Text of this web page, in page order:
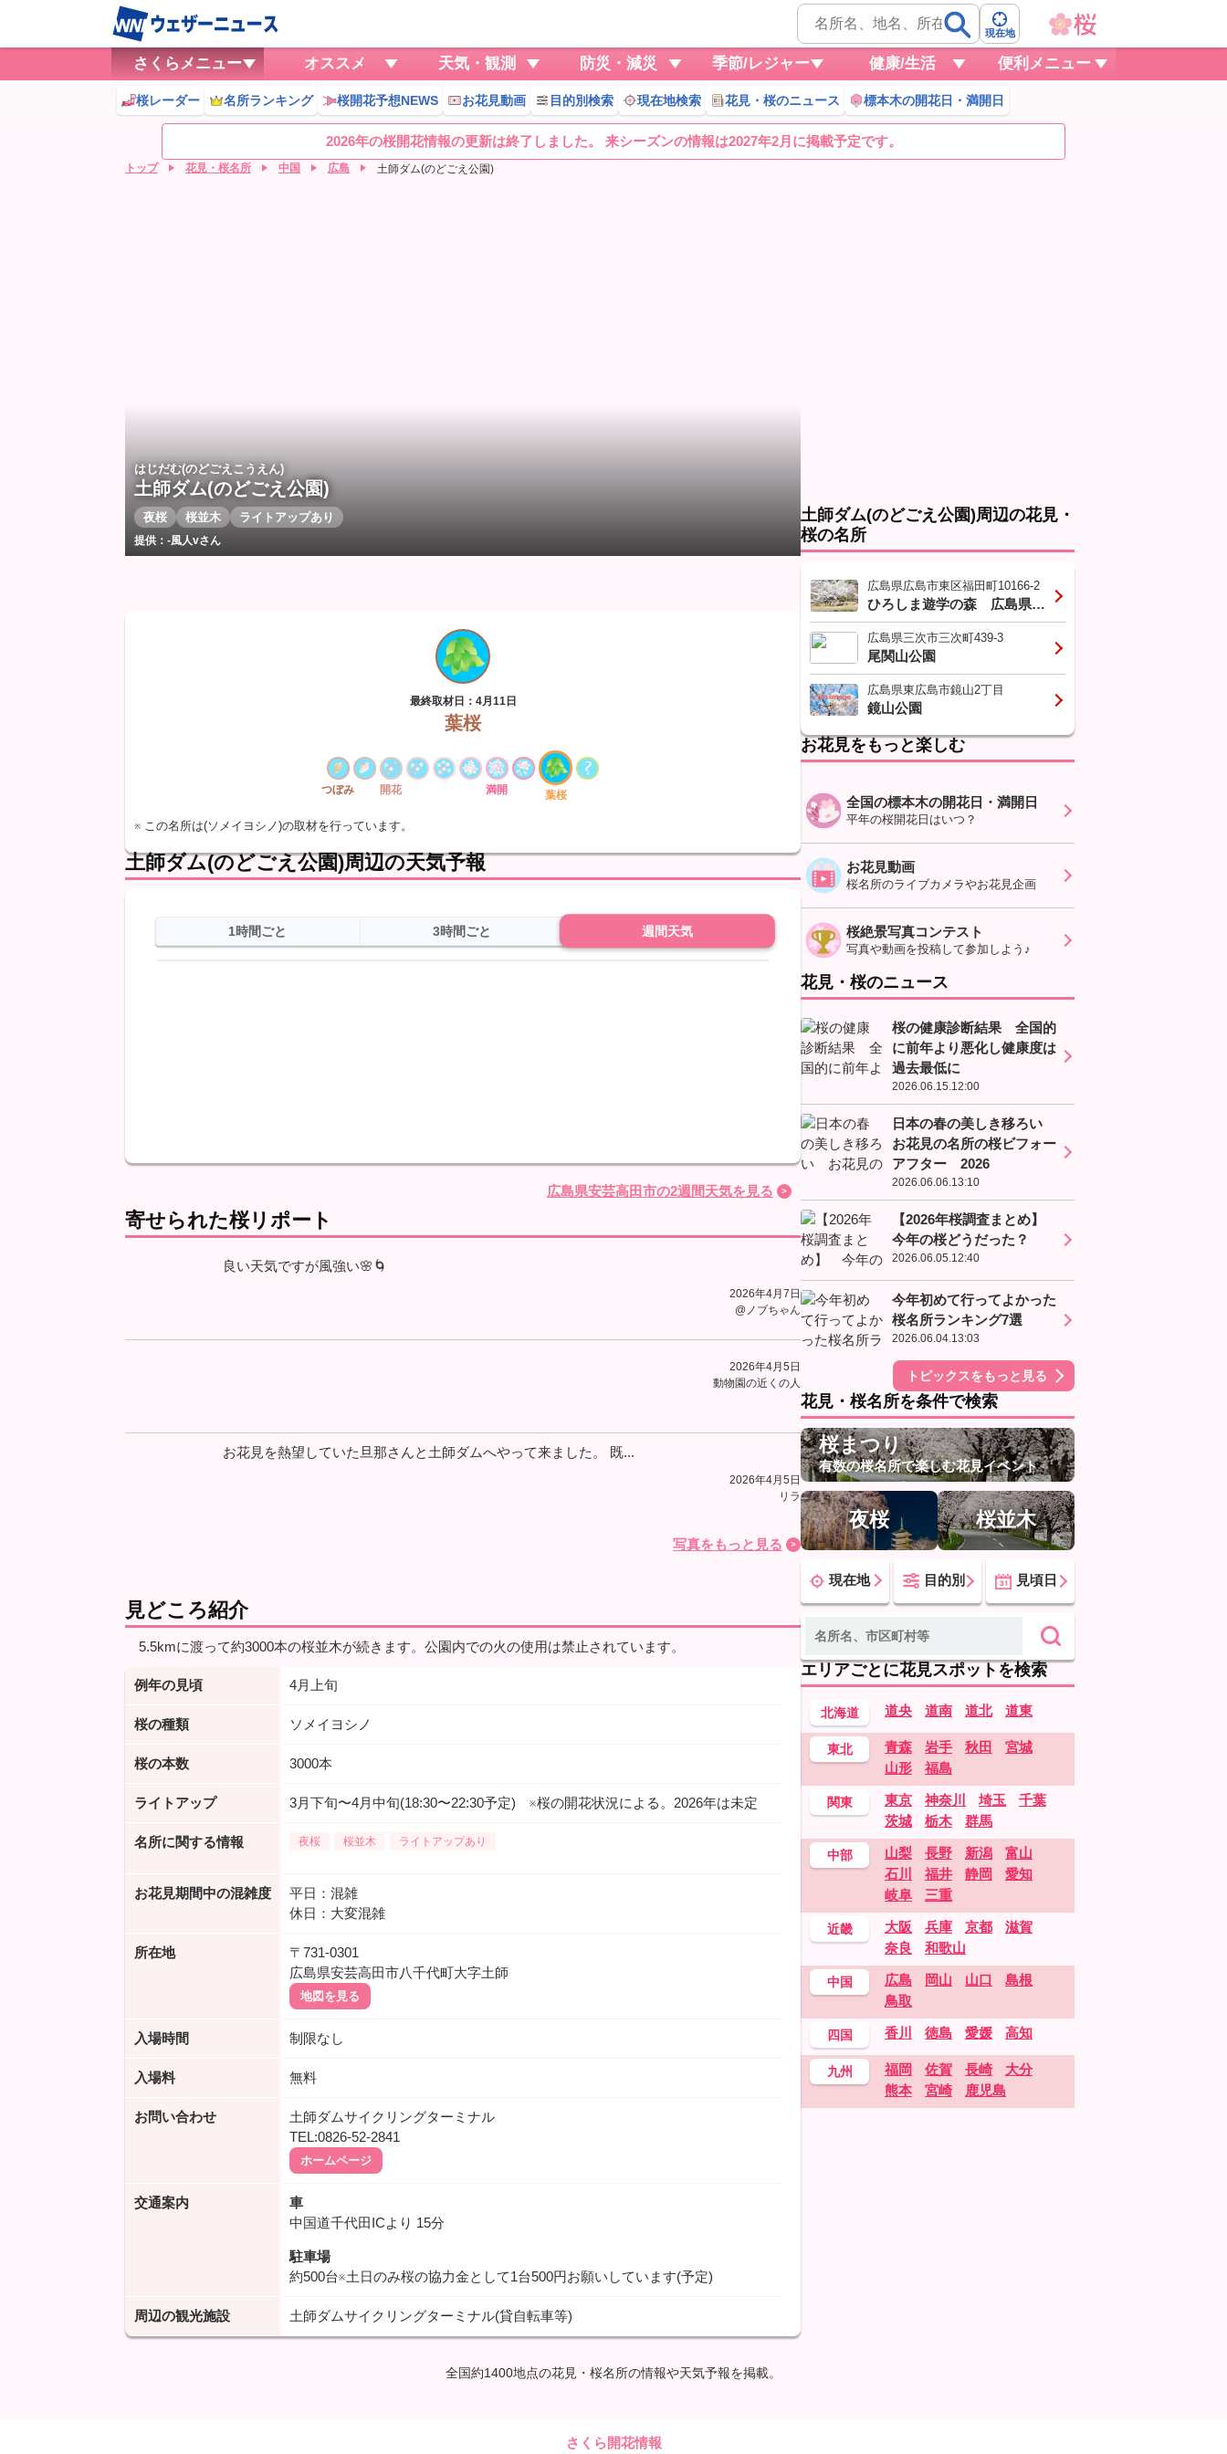
現在地
さくらメニュー オススメ 天気・観測 防災・減災 季節/レジャー 健康/生活 便利メニュー
桜レーダー 名所ランキング 桜開花予想NEWS お花見動画 目的別検索 現在地検索 花見・桜のニュース 標本木の開花日・満開日
2026年の桜開花情報の更新は終了しました。 来シーズンの情報は2027年2月に掲載予定です。
トップ 花見・桜名所 中国 広島 土師ダム(のどごえ公園)
はじだむ(のどごえこうえん)
土師ダム(のどごえ公園)
夜桜 桜並木 ライトアップあり
提供：-風人vさん
最終取材日：4月11日
葉桜
つぼみ 開花 満開 葉桜
※ この名所は(ソメイヨシノ)の取材を行っています。
土師ダム(のどごえ公園)周辺の天気予報
1時間ごと 3時間ごと 週間天気
広島県安芸高田市の2週間天気を見る
寄せられた桜リポート
良い天気ですが風強い🌸🌀
2026年4月7日
@ノブちゃん
2026年4月5日
動物園の近くの人
お花見を熱望していた旦那さんと土師ダムへやって来ました。 既...
2026年4月5日
リラ
写真をもっと見る
見どころ紹介
5.5kmに渡って約3000本の桜並木が続きます。公園内での火の使用は禁止されています。
例年の見頃 4月上旬
桜の種類 ソメイヨシノ
桜の本数 3000本
ライトアップ 3月下旬〜4月中旬(18:30〜22:30予定) ※桜の開花状況による。2026年は未定
名所に関する情報 夜桜 桜並木 ライトアップあり
お花見期間中の混雑度
平日：混雑
休日：大変混雑
所在地
〒731-0301
広島県安芸高田市八千代町大字土師
地図を見る
入場時間 制限なし
入場料 無料
お問い合わせ
土師ダムサイクリングターミナル
TEL:0826-52-2841
ホームページ
交通案内
車
中国道千代田ICより 15分
駐車場
約500台※土日のみ桜の協力金として1台500円お願いしています(予定)
周辺の観光施設 土師ダムサイクリングターミナル(貸自転車等)
土師ダム(のどごえ公園)周辺の花見・
桜の名所
広島県広島市東区福田町10166-2
ひろしま遊学の森 広島県緑化センター
広島県三次市三次町439-3
尾関山公園
広島県東広島市鏡山2丁目
鏡山公園
お花見をもっと楽しむ
全国の標本木の開花日・満開日
平年の桜開花日はいつ？
お花見動画
桜名所のライブカメラやお花見企画
桜絶景写真コンテスト
写真や動画を投稿して参加しよう♪
花見・桜のニュース
桜の健康診断結果 全国的
に前年より悪化し健康度は
過去最低に
2026.06.15.12:00
日本の春の美しき移ろい
お花見の名所の桜ビフォー
アフター 2026
2026.06.06.13:10
【2026年桜調査まとめ】
今年の桜どうだった？
2026.06.05.12:40
今年初めて行ってよかった
桜名所ランキング7選
2026.06.04.13:03
トピックスをもっと見る
花見・桜名所を条件で検索
桜まつり
有数の桜名所で楽しむ花見イベント
夜桜 桜並木
現在地 目的別 見頃日
エリアごとに花見スポットを検索
北海道 道央 道南 道北 道東
東北 青森 岩手 秋田
宮城
山形
福島
関東 東京 神奈川 埼玉
千葉
茨城
栃木 群馬
中部 山梨 長野 新潟
富山
石川
福井 静岡
愛知
岐阜
三重
近畿 大阪 兵庫 京都
滋賀
奈良
和歌山
中国 広島 岡山 山口
島根
鳥取
四国 香川 徳島 愛媛 高知
九州 福岡 佐賀 長崎
大分
熊本
宮崎 鹿児島
全国約1400地点の花見・桜名所の情報や天気予報を掲載。
さくら開花情報